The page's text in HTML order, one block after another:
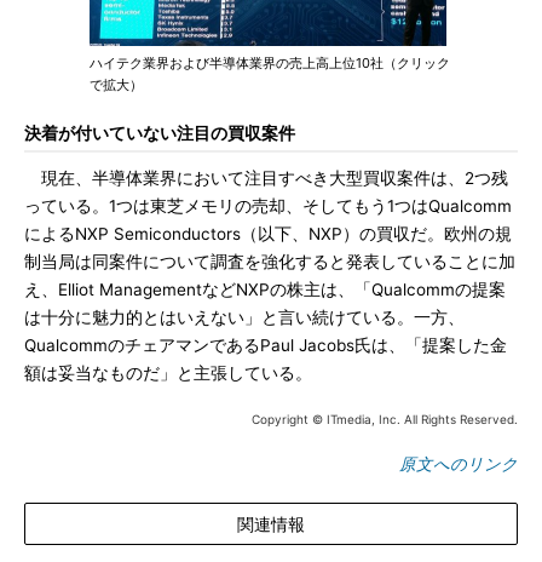
ハイテク業界および半導体業界の売上高上位10社（クリック
で拡大）
決着が付いていない注目の買収案件
現在、半導体業界において注目すべき大型買収案件は、2つ残
っている。1つは東芝メモリの売却、そしてもう1つはQualcomm
によるNXP Semiconductors（以下、NXP）の買収だ。欧州の規
制当局は同案件について調査を強化すると発表していることに加
え、Elliot ManagementなどNXPの株主は、「Qualcommの提案
は十分に魅力的とはいえない」と言い続けている。一方、
QualcommのチェアマンであるPaul Jacobs氏は、「提案した金
額は妥当なものだ」と主張している。
Copyright © ITmedia, Inc. All Rights Reserved.
原文へのリンク
関連情報